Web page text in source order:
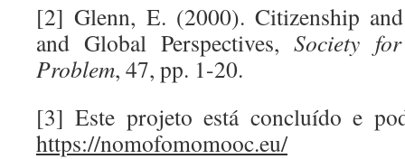
[2] Glenn, E. (2000). Citizenship
and Global Perspectives,Society
Problem, 47, pp. 1-20.
[3] Este projeto está concluído e
https://nomofomomooc.eu/